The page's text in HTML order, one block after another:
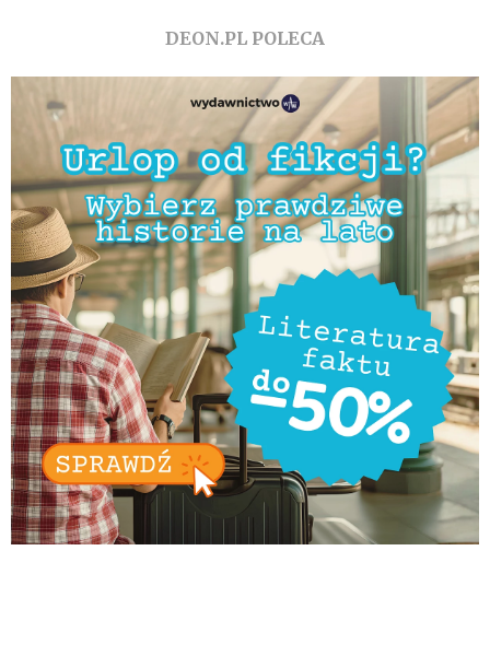
DEON.PL POLECA